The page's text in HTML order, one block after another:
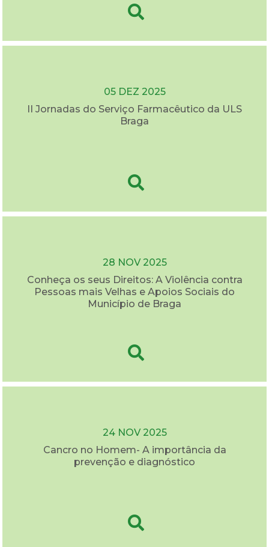
05 DEZ 2025
II Jornadas do Serviço Farmacêutico da ULS
Braga
28 NOV 2025
Conheça os seus Direitos: A Violência contra
Pessoas mais Velhas e Apoios Sociais do
Município de Braga
24 NOV 2025
Cancro no Homem- A importância da
prevenção e diagnóstico